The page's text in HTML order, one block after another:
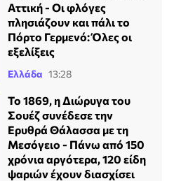
Αττική - Οι φλόγες
πλησιάζουν και πάλι το
Πόρτο Γερμενό: Όλες οι
εξελίξεις
Ελλάδα 13:28
Το 1869, η Διώρυγα του
Σουέζ συνέδεσε την
Ερυθρά Θάλασσα με τη
Μεσόγειο - Πάνω από 150
χρόνια αργότερα, 120 είδη
ψαριών έχουν διασχίσει